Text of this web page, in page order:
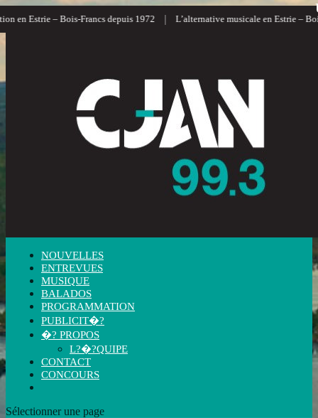
en Estrie – Bois-Francs depuis 1972 L’alternative musicale en Estrie –
NOUVELLES
ENTREVUES
MUSIQUE
BALADOS
PROGRAMMATION
PUBLICIT�?
�? PROPOS
L?�?QUIPE
CONTACT
CONCOURS
Sélectionner une page